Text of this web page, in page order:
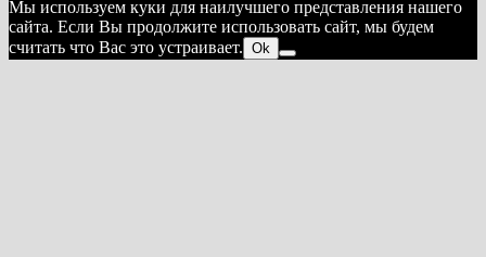
Мы используем куки для наилучшего представления нашего
сайта. Если Вы продолжите использовать сайт, мы будем
считать что Вас это устраивает. Ok